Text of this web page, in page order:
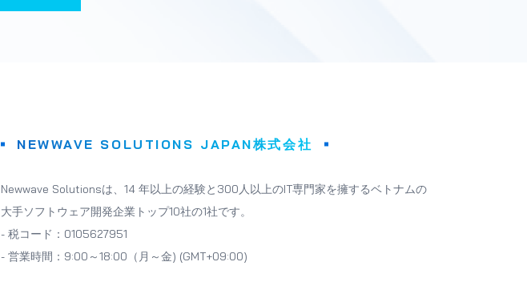
NEWWAVE SOLUTIONS JAPAN株式会社
Newwave Solutionsは、14 年以上の経験と300人以上のIT専門家を擁するベトナムの
大手ソフトウェア開発企業トップ10社の1社です。
- 税コード：0105627951
- 営業時間：9:00～18:00（月～金) (GMT+09:00)